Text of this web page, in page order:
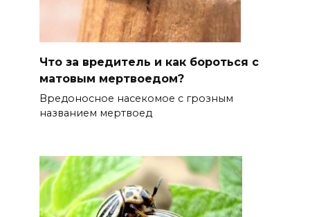
Что за вредитель и как бороться с
матовым мертвоедом?
Вредоносное насекомое с грозным
названием мертвоед